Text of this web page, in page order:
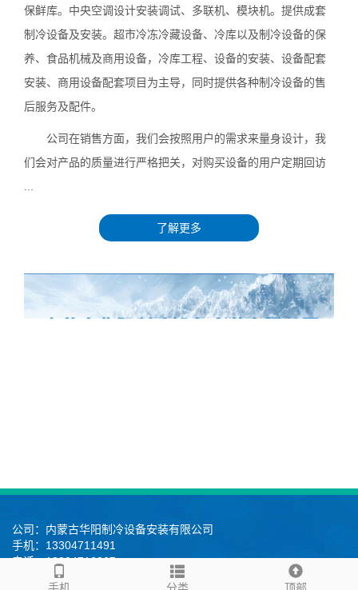
保鲜库。中央空调设计安装调试、多联机、模块机。提供成套
制冷设备及安装。超市冷冻冷藏设备、冷库以及制冷设备的保
养、食品机械及商用设备，冷库工程、设备的安装、设备配套
安装、商用设备配套项目为主导，同时提供各种制冷设备的售
后服务及配件。
公司在销售方面，我们会按照用户的需求来量身设计，我
们会对产品的质量进行严格把关，对购买设备的用户定期回访
...
了解更多
公司：内蒙古华阳制冷设备安装有限公司
手机：13304711491
电话：13804716867
地址：呼和浩特市赛罕区大学东路桥华世纪村